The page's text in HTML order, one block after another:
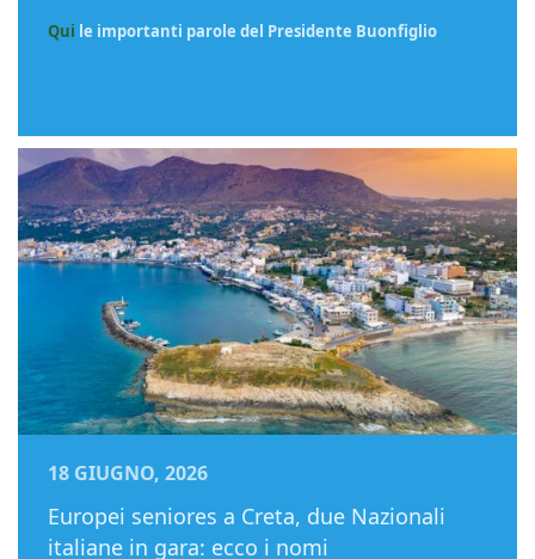
Qui le importanti parole del Presidente Buonfiglio
18 GIUGNO, 2026
Europei seniores a Creta, due Nazionali
italiane in gara: ecco i nomi